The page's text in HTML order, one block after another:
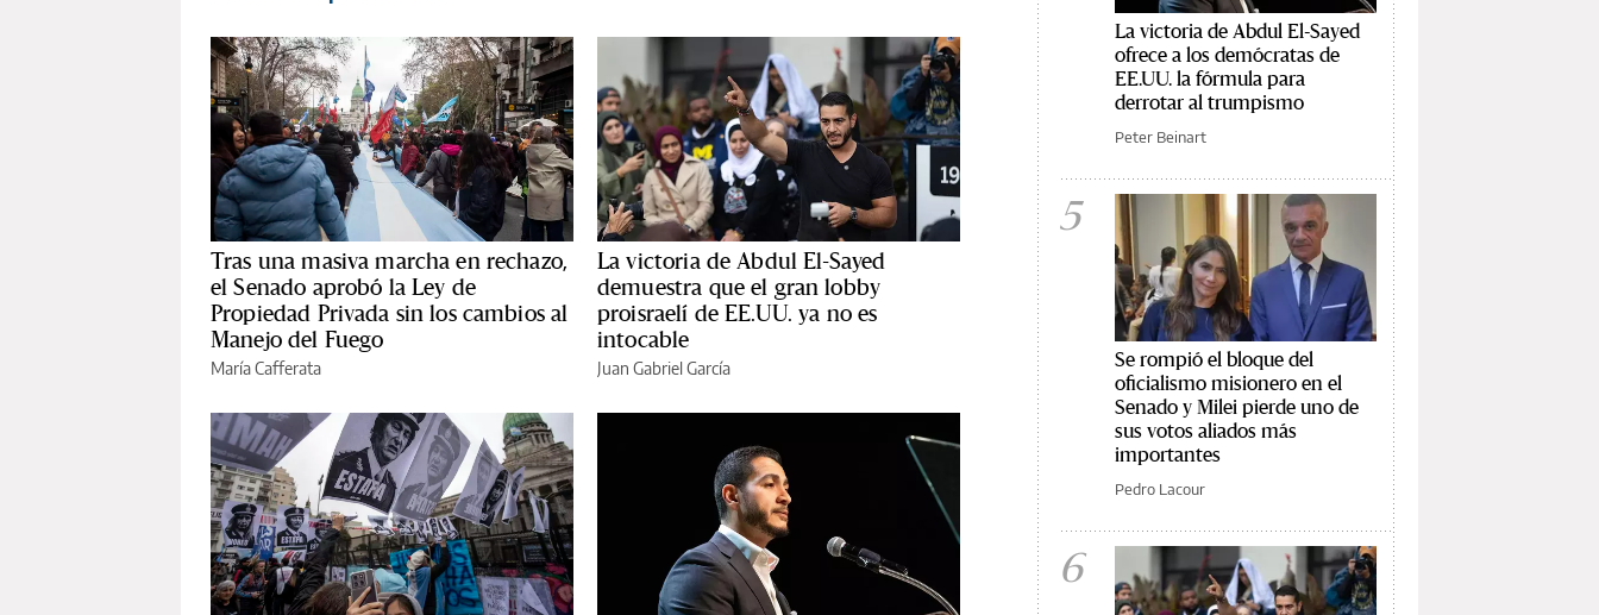
Tras una masiva marcha en rechazo,
el Senado aprobó la Ley de
Propiedad Privada sin los cambios al
Manejo del Fuego
María Cafferata
La victoria de Abdul El-Sayed
demuestra que el gran lobby
proisraelí de EE.UU. ya no es
intocable
Juan Gabriel García
La victoria de Abdul El-Sayed
ofrece a los demócratas de
EE.UU. la fórmula para
derrotar al trumpismo
Peter Beinart
5
Se rompió el bloque del
oficialismo misionero en el
Senado y Milei pierde uno de
sus votos aliados más
importantes
Pedro Lacour
6